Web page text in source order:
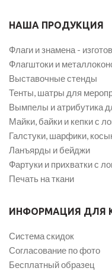
НАША ПРОДУКЦИЯ
Флаги и знамена -
Флагштоки и
Выставочные стенды
Тенты, шатры для
Вымпелы и атрибутика
Майки, байки и кепки с
Галстуки, шарфики,
Ланъярды и бейджи
Фартуки и прихватки с
Печать на ткани
ИНФОРМАЦИЯ ДЛЯ
Система скидок
Согласование по фото
Бесплатный образец